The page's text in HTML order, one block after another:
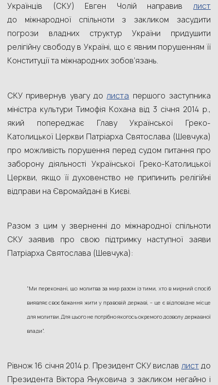
Українців (СКУ) Евген Чолій направив лист
до міжнародної спільноти з закликом засудити
погрози владних структур України придушити
релігійну свободу в Україні, що є явним порушенням її
Конституції та міжнародних зобов’язань.
СКУ привернув увагу долиста першого заступника
міністра культури Тимофія Кохана від 3 січня 2014 р.,
який попереджає Главу Української Греко-
Католицької Церкви Патріарха Святослава (Шевчука)
про можливість порушення перед судом питання про
заборону діяльності Української Греко-Католицької
Церкви, якщо її духовенство не припинить релігійні
відправи на Євромайдані в Києві.
Разом з цим у зверненні до міжнародної спільноти
СКУ заявив про свою підтримку наступної заяви
Патріарха Святослава (Шевчука):
“Ми переконані, що молитва за мир разом із тими, хто в мирний спосіб
виявляє своє бажання жити у правовій державі, – це є відповідне місце
для молитви. Для цього не потрібно якогось окремого дозволу державної
влади”.
Рівнож 16 січня 2014 р. Президент СКУ вислав листдо
Президента Віктора Януковича з закликом негайно і